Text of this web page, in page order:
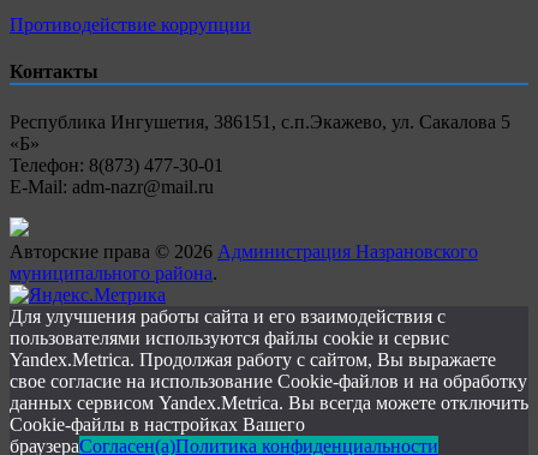
Противодействие коррупции
Контакты
Республика Ингушетия, 386151, с.п.Экажево, ул. Сакалова 5
«Б»
Телефон: 8(873) 477-30-01
E-Mail: adm-nazr@mail.ru
Авторские права © 2026 Администрация Назрановского
муниципального района.
Для улучшения работы сайта и его взаимодействия с
пользователями используются файлы cookie и сервис
Yandex.Metrica. Продолжая работу с сайтом, Вы выражаете
свое согласие на использование Cookie-файлов и на обработку
данных сервисом Yandex.Metrica. Вы всегда можете отключить
Cookie-файлы в настройках Вашего
браузераСогласен(а)Политика конфиденциальности